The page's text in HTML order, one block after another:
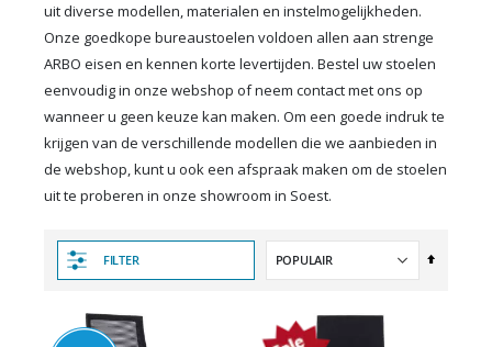
uit diverse modellen, materialen en instelmogelijkheden.
Onze goedkope bureaustoelen voldoen allen aan strenge
ARBO eisen en kennen korte levertijden. Bestel uw stoelen
eenvoudig in onze webshop of neem contact met ons op
wanneer u geen keuze kan maken. Om een goede indruk te
krijgen van de verschillende modellen die we aanbieden in
de webshop, kunt u ook een afspraak maken om de stoelen
uit te proberen in onze showroom in Soest.
FILTER
Van